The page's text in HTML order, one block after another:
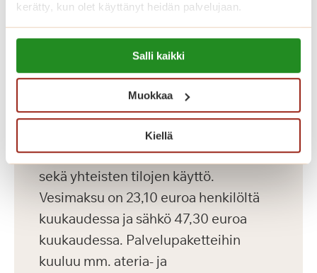
kerätty, kun olet käyttänyt heidän palvelujaan.
Lue lisää evästeistä:
https://sagacare.fi/evasteet/
Salli kaikki
Muokkaa
Kiellä
Katso vapaat senioriasunnot
Saga Salpalinnassa asumisen
kuukausikulut koostuvat
asumiskuluista sekä yksilöllisestä
palvelupaketista. Asuntojen
asumiskuluun sisältyy asunnon vuokra
sekä yhteisten tilojen käyttö.
Vesimaksu on 23,10 euroa henkilöltä
kuukaudessa ja sähkö 47,30 euroa
kuukaudessa. Palvelupaketteihin
kuuluu mm. ateria- ja